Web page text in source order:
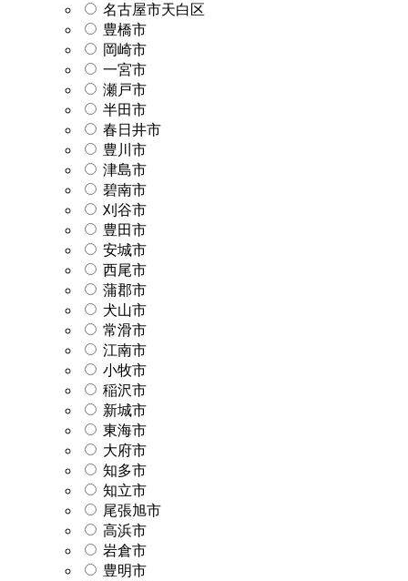
名古屋市天白区
豊橋市
岡崎市
一宮市
瀬戸市
半田市
春日井市
豊川市
津島市
碧南市
刈谷市
豊田市
安城市
西尾市
蒲郡市
犬山市
常滑市
江南市
小牧市
稲沢市
新城市
東海市
大府市
知多市
知立市
尾張旭市
高浜市
岩倉市
豊明市